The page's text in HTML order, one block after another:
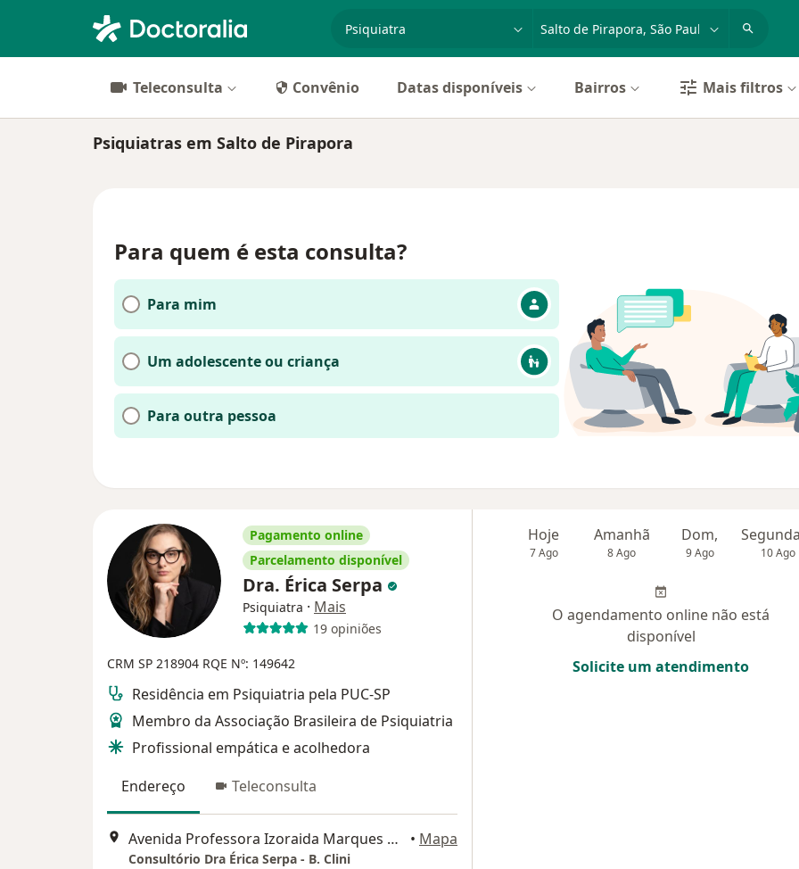
Teleconsulta Convênio Datas disponíveis Bairros Mais filtros
Psiquiatras em Salto de Pirapora
Para quem é esta consulta?
Para mim
Um adolescente ou criança
Para outra pessoa
Pagamento online
Parcelamento disponível
Dra. Érica Serpa
Psiquiatra · Mais
19 opiniões
CRM SP 218904 RQE Nº: 149642
Residência em Psiquiatria pela PUC-SP
Membro da Associação Brasileira de Psiquiatria
Profissional empática e acolhedora
Endereço
Teleconsulta
Avenida Professora Izoraida Marques Peres 256, Sorocaba • Mapa
Consultório Dra Érica Serpa - B. Clini
Hoje
7 Ago
Amanhã
8 Ago
Dom,
9 Ago 10 Ago
O agendamento online não está
disponível
Solicite um atendimento